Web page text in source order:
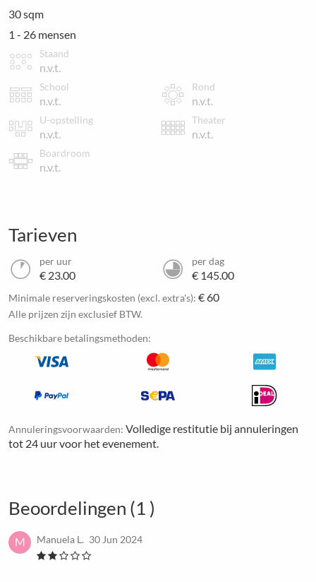
30 sqm
1 - 26 mensen
Staand
n.v.t.
School
n.v.t.
Rond
n.v.t.
U-opstelling
n.v.t.
Theater
n.v.t.
Boardroom
n.v.t.
Tarieven
per uur
€ 23.00
per dag
€ 145.00
Minimale reserveringskosten (excl. extra's): € 60
Alle prijzen zijn exclusief BTW.
Beschikbare betalingsmethoden:
Annuleringsvoorwaarden: Volledige restitutie bij annuleringen
tot 24 uur voor het evenement.
Beoordelingen (1 )
M Manuela L. 30 Jun 2024